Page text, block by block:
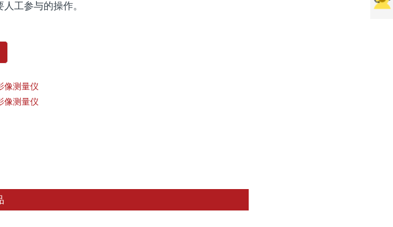
工参与的操作。
像测量仪
像测量仪